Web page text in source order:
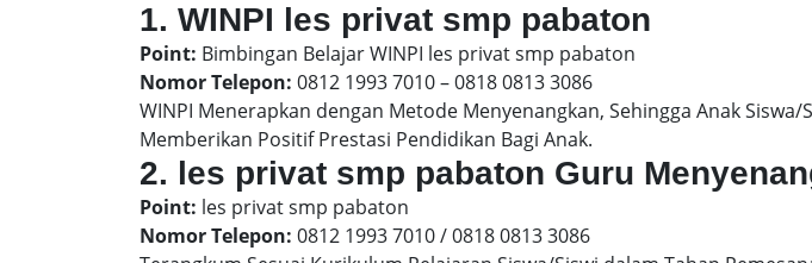
1. WINPI les privat smp pabaton
Point: Bimbingan Belajar WINPI les privat smp pabaton
Nomor Telepon: 0812 1993 7010 – 0818 0813 3086
WINPI Menerapkan dengan Metode Menyenangkan, Sehingga Anak
Memberikan Positif Prestasi Pendidikan Bagi Anak.
2. les privat smp pabaton Guru
Point: les privat smp pabaton
Nomor Telepon: 0812 1993 7010 / 0818 0813 3086